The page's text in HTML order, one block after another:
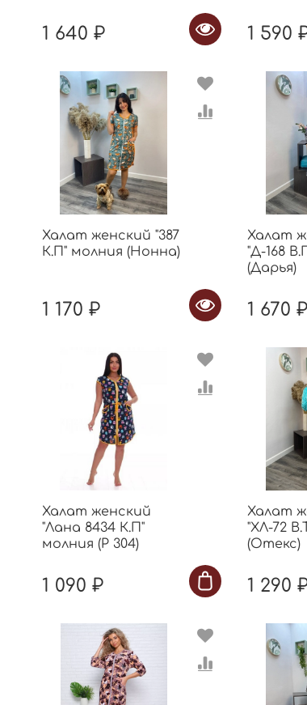
1 640 ₽ 1 590
Халат женский "387
К.П" молния (Нонна)
1 170 ₽
Халат
"Д-168
(Дарья)
1 670 ₽
Халат женский
"Лана 8434 К.П"
молния (Р 304)
1 090 ₽
Халат
"ХЛ-72
(Отекс)
1 290